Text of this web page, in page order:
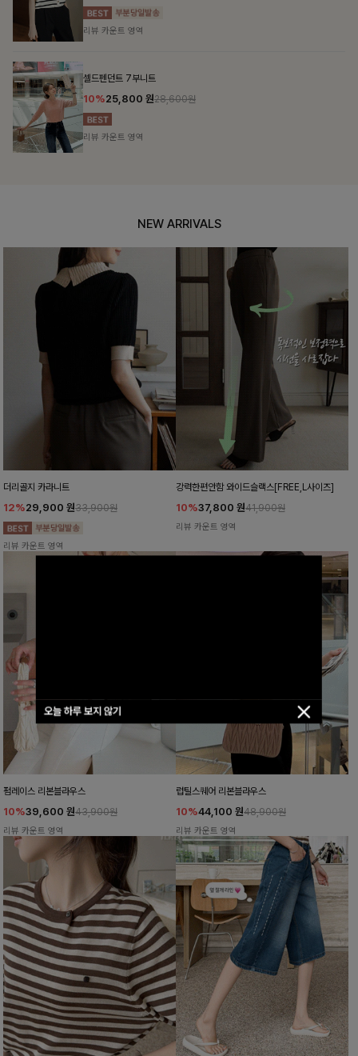
오늘 하루 보지 않기
리뷰 카운트 영역
셀드펜던트 7부니트
10%25,800 원28,600원
리뷰 카운트 영역
NEW ARRIVALS
더리골지 카라니트
12%29,900 원33,900원
리뷰 카운트 영역
강력한편안함 와이드슬랙스[FREE,L사이즈]
10%37,800 원41,900원
리뷰 카운트 영역
펌레이스 리본블라우스
10%39,600 원43,900원
리뷰 카운트 영역
럽틸스퀘어 리본블라우스
10%44,100 원48,900원
리뷰 카운트 영역